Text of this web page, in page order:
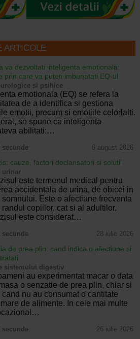
ARTICOLE
va dezvoltati inteligenta emotionala:
prin care va puteti imbunatati EQ-ul
si psihice
emotionala (EQ) se refera la
de a identifica si gestiona
emotii, precum si emotiile celorlalti.
se spune ca inteligenta
abilitati:…
6 august 2026
cauze, factori declansatori si solutii
urinar
este termenul medical pentru
accidentala de urina, de obicei in
somnului. Este o afectiune frecventa
randul copiilor, cat si al adultilor.
este considerat…
28 iulie 2026
de prea plin: cand indica o afectiune si
sistemului digestiv
au experimentat macar o data
o senzatie de prea plin, chiar si
cand nu au consumat o cantitate
de alimente. In cele mai multe
26 iulie 2026